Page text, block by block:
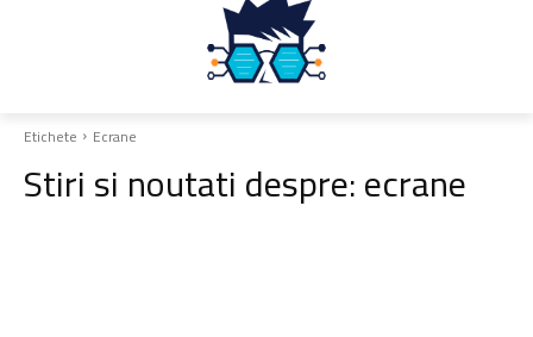
Etichete Ecrane
Stiri si noutati despre:ecrane